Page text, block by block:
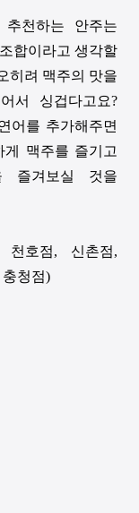
천하는 안주는
합이라고 생각할
히려 맥주의 맛을
서 싱겁다고요?
어를 추가해주면
게 맥주를 즐기고
즐겨보실 것을
천호점, 신촌점,
충청점)